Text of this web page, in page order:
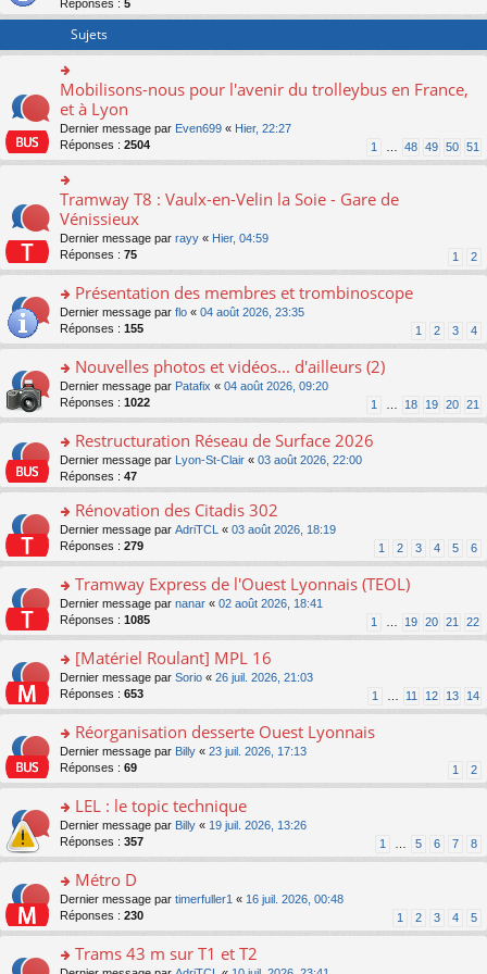
er
s
s
a
g
e
n
o
n
lu
le
pl
u
s
ré
c
e
Réponses : 5
Sujets
o
n
ult
er
le
m
s
s
a
g
n
o
n
lu
le
pl
u
c
e
nt
Mobilisons-nous pour l'avenir du trolleybus en France,
et à Lyon
Dernier message par Even699 « Hier, 22:27
Réponses : 2504 1 48 49 50 51
o
n
ult
er
le
m
e
s
s
a
g
e
n
o
n
lu
le
pl
u
s
ré
nt
Tramway T8 : Vaulx-en-Velin la Soie - Gare de
Vénissieux
Dernier message par rayy « Hier, 04:59
Réponses : 75 1 2
o
n
s
ult
er
le
m
e
s
s
a
g
e
n
o
le
pl
u
s
ré
c
e
Présentation des membres et trombinoscope
Dernier message par flo « 04 août 2026, 23:35
Réponses : 155 1 2 3 4
o
n
s
ult
er
le
m
s
s
a
g
e
n
o
le
pl
u
s
ré
c
e
Nouvelles photos et vidéos... d'ailleurs (2)
Dernier message par Patafix « 04 août 2026, 09:20
Réponses : 1022 1 18 19 20 21
o
n
s
ult
er
le
s
s
a
g
e
n
o
le
pl
u
s
ré
c
e
Restructuration Réseau de Surface 2026
Dernier message par Lyon-St-Clair « 03 août 2026, 22:00
Réponses : 47
o
n
s
ult
er
le
m
e
s
s
a
g
n
o
n
lu
le
pl
u
s
c
e
nt
Rénovation des Citadis 302
Dernier message par AdriTCL « 03 août 2026, 18:19
Réponses : 279 1 2 3 4 5 6
o
n
s
ult
er
le
m
e
s
s
a
g
n
o
n
lu
le
pl
u
s
c
Tramway Express de l'Ouest Lyonnais (TEOL)
Dernier message par nanar « 02 août 2026, 18:41
Réponses : 1085 1 19 20 21 22
o
n
s
ult
er
le
m
e
s
s
a
g
n
o
n
lu
le
pl
[Matériel Roulant] MPL 16
Dernier message par Sorio « 26 juil. 2026, 21:03
Réponses : 653 1 11 12 13 14
o
n
s
ult
er
le
m
e
s
s
a
g
n
Réorganisation desserte Ouest Lyonnais
Dernier message par Billy « 23 juil. 2026, 17:13
Réponses : 69 1 2
o
n
s
ult
er
le
m
e
s
LEL : le topic technique
Dernier message par Billy « 19 juil. 2026, 13:26
Réponses : 357 1 5 6 7 8
o
n
s
ult
er
Métro D
Dernier message par timerfuller1 « 16 juil. 2026, 00:48
Réponses : 230 1 2 3 4 5
Trams 43 m sur T1 et T2